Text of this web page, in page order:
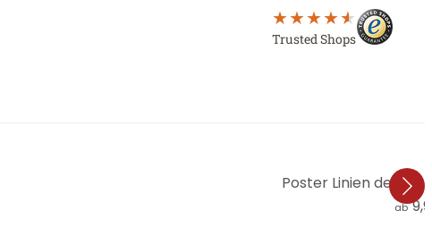
Trusted Shops
Poster Linien der
ab